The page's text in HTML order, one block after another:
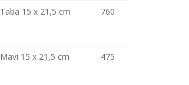
Taba 15 x 21,5 cm 760
Mavi 15 x 21,5 cm 475